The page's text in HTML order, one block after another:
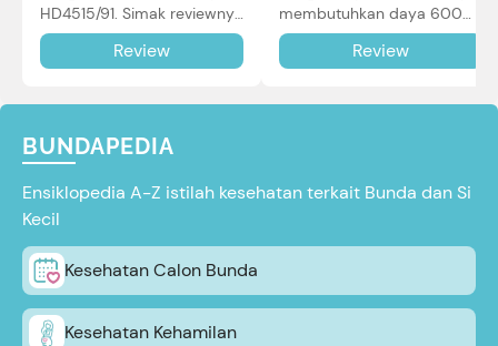
HD4515/91. Simak reviewnya
di sini.
Review
membutuhkan daya 600W
dalam pemakaian. Simak
review selengkapnya di sini.
Review
BUNDAPEDIA
Ensiklopedia A-Z istilah kesehatan terkait Bunda dan Si
Kecil
Kesehatan Calon Bunda
Kesehatan Kehamilan